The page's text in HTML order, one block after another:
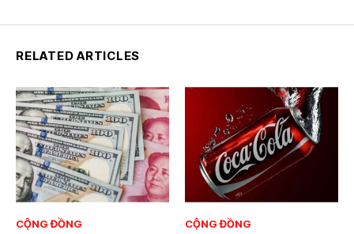
RELATED ARTICLES
CỘNG ĐỒNG CỘNG ĐỒNG